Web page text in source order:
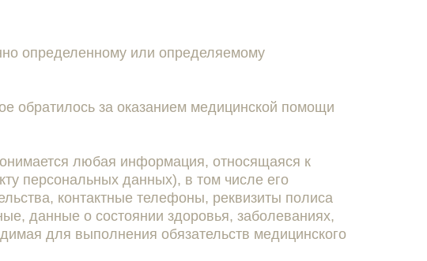
определенному или определяемому
обратилось за оказанием медицинской помощи
любая информация, относящаяся к
персональных данных), в том числе его
контактные телефоны, реквизиты полиса
данные о состоянии здоровья, заболеваниях,
для выполнения обязательств медицинского